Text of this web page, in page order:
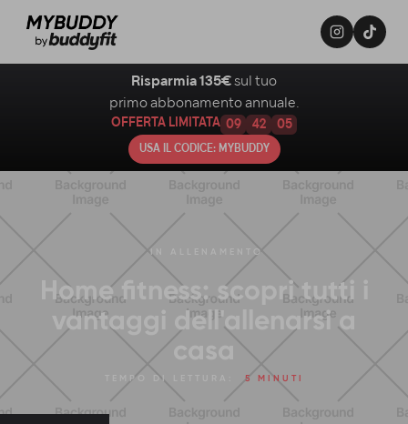
IN ALLENAMENTO
Home fitness: scopri tutti i
vantaggi dell'allenarsi a
TEMPO DI LETTURA: 5 MINUTI
Risparmia 135€ sul tuo
primo abbonamento annuale.
OFFERTA LIMITATA 09 42 04
USA IL CODICE: MYBUDDY